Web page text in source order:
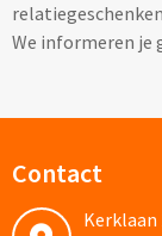
Reis- &
Drinkglazen
Custom made
Offerte +
Vraaghier
We informeren je
Contact
Kerklaan